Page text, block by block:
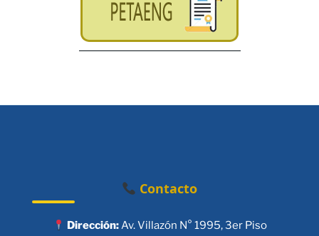
Contacto
Dirección:Av. Villazón N° 1995, 3er Piso